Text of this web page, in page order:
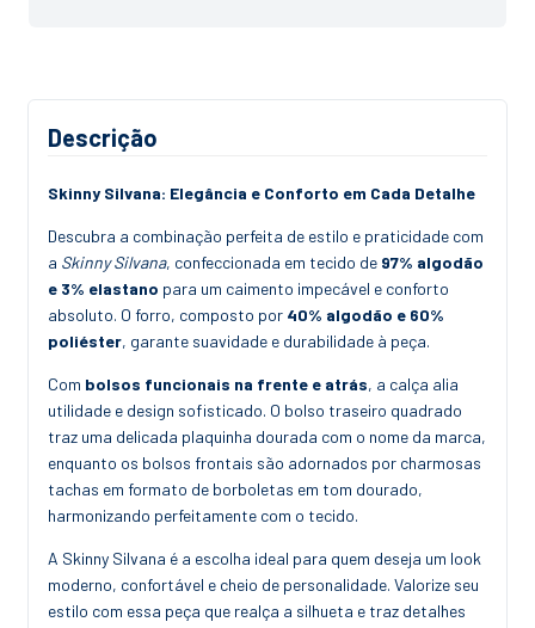
Descrição
Skinny Silvana: Elegância e Conforto em Cada Detalhe
Descubra a combinação perfeita de estilo e praticidade com
a Skinny Silvana, confeccionada em tecido de 97% algodão
e 3% elastano para um caimento impecável e conforto
absoluto. O forro, composto por 40% algodão e 60%
poliéster, garante suavidade e durabilidade à peça.
Com bolsos funcionais na frente e atrás, a calça alia
utilidade e design sofisticado. O bolso traseiro quadrado
traz uma delicada plaquinha dourada com o nome da marca,
enquanto os bolsos frontais são adornados por charmosas
tachas em formato de borboletas em tom dourado,
harmonizando perfeitamente com o tecido.
A Skinny Silvana é a escolha ideal para quem deseja um look
moderno, confortável e cheio de personalidade. Valorize seu
estilo com essa peça que realça a silhueta e traz detalhes